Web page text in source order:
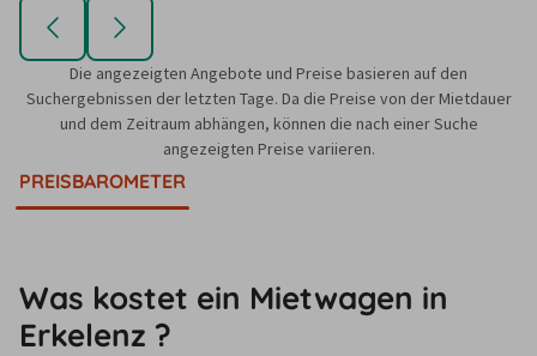
Die angezeigten Angebote und Preise basieren auf den
Suchergebnissen der letzten Tage. Da die Preise von der Mietdauer
und dem Zeitraum abhängen, können die nach einer Suche
angezeigten Preise variieren.
PREISBAROMETER
Was kostet ein Mietwagen in
Erkelenz ?